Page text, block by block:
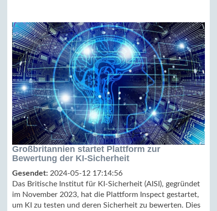
Großbritannien startet Plattform zur
Bewertung der KI-Sicherheit
Gesendet: 2024-05-12 17:14:56
Das Britische Institut für KI-Sicherheit (AISI), gegründet
im November 2023, hat die Plattform Inspect gestartet,
um KI zu testen und deren Sicherheit zu bewerten. Dies